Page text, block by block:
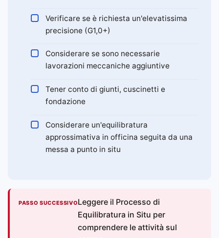
Verificare se è richiesta un'elevatissima
precisione (G1,0+)
Considerare se sono necessarie
lavorazioni meccaniche aggiuntive
Tener conto di giunti, cuscinetti e
fondazione
Considerare un'equilibratura
approssimativa in officina seguita da una
messa a punto in situ
PASSO SUCCESSIVOLeggere il Processo di
Equilibratura in Situ per
comprendere le attività sul